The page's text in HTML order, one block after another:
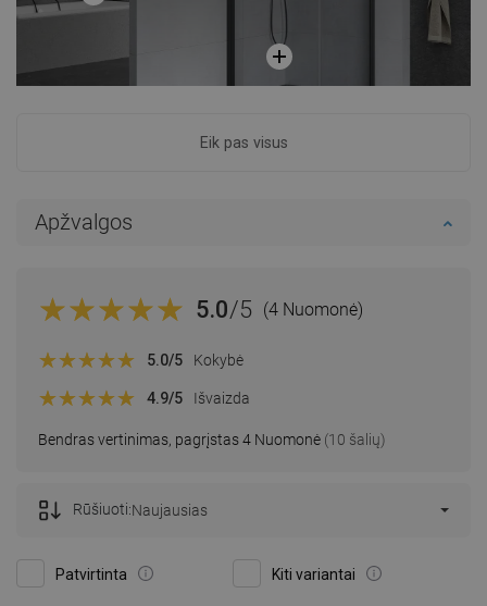
Eik pas visus
Apžvalgos
5.0/5 (4 Nuomonė)
Bendras vertinimas, pagrįstas 4 Nuomonė (10 šalių)
5.0/5 Kokybė
4.9/5 Išvaizda
Patvirtinta Kiti variantai
Rūšiuoti:Naujausias